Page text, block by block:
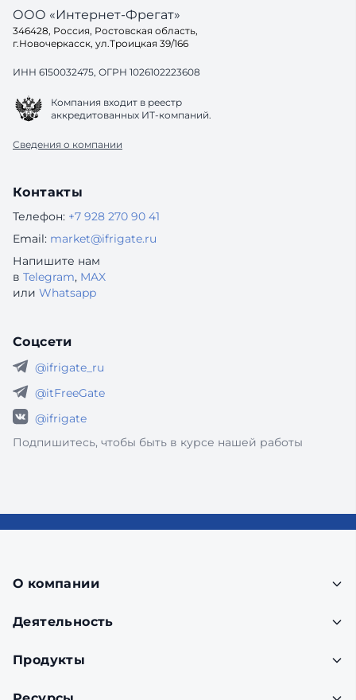
ООО «Интернет-Фрегат»
346428, Россия, Ростовская область,
г.Новочеркасск, ул.Троицкая 39/166
ИНН 6150032475, ОГРН 1026102223608
Компания входит в реестр
аккредитованных ИТ-компаний.
Сведения о компании
Контакты
Телефон: +7 928 270 90 41
Email: market@ifrigate.ru
Напишите нам
в Telegram, MAX
или Whatsapp
Соцсети
@ifrigate_ru
@itFreeGate
@ifrigate
Подпишитесь, чтобы быть в курсе нашей работы
О компании
Деятельность
Продукты